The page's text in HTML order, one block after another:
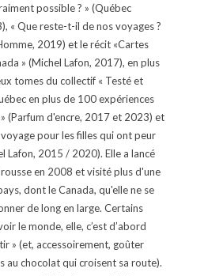
possible ? » (Québec
« Que reste-t-il de nos voyages ?
2019) et le récit «Cartes
» (Michel Lafon, 2017), en plus
tomes du collectif « Testé et
en plus de 100 expériences
(Parfum d'encre, 2017 et 2023) et
pour les filles qui ont peur
Lafon, 2015 / 2020). Elle a lancé
en 2008 et visité plus d'une
dont le Canada, qu'elle ne se
de long en large. Certains
le monde, elle, c’est d’abord
» (et, accessoirement, goûter
au chocolat qui croisent sa route).